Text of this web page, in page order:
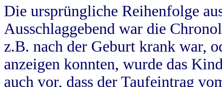
Die ursprüngliche Reihenfolge
Ausschlaggebend war die
z.B. nach der Geburt krank war,
anzeigen konnten, wurde das
auch vor, dass der Taufeintrag